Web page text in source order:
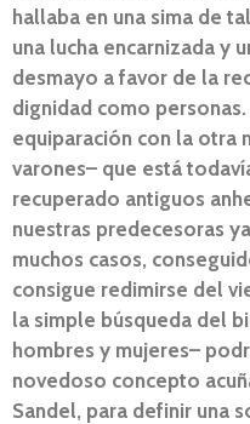
hallaba en una sima de
una lucha encarnizada y
desmayo a favor de la
dignidad como
equiparación con la otra
varones– que está
recuperado antiguos
nuestras predecesoras
muchos casos,
consigue redimirse del
la simple búsqueda del
hombres y mujeres–
novedoso concepto
Sandel, para definir una